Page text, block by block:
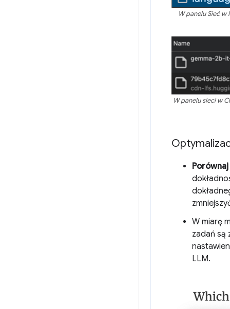
W panelu Sieć
W panelu sieci w
W miarę
zadań są
LLM.